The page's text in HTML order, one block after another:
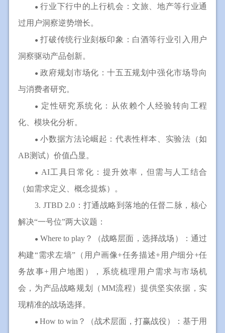
●行业下行中的上行机会：文旅、地产等行业通
过用户洞察逆势增长。
●打破传统行业刻板印象：白酒等行业引入用户
洞察驱动产品创新。
● 政府规划市场化：十五五规划中强化市场导向
与消费者研究。
● 定性研究系统化：从依赖个人经验转向工程
化、模块化分析。
●小数据方法论崛起：代表性样本、实验法（如
AB测试）价值凸显。
●AI工具日常化：提升效率，但需与人工结合
（如需求定义、概念提炼）。
3. JTBD 2.0：打通战略到落地的任督二脉，核心
解决“一号位”两大议题：
● Where to play？（战略层面，选择战场）：通过
构建“需求左墙”（用户画像+任务描述+用户细分+任
务故事+用户地图），系统梳理用户需求与市场机
会，为产品战略规划（MM流程）提供坚实依据，实
现精准的战场选择。
●How to win？（战术层面，打赢战役）：基于用